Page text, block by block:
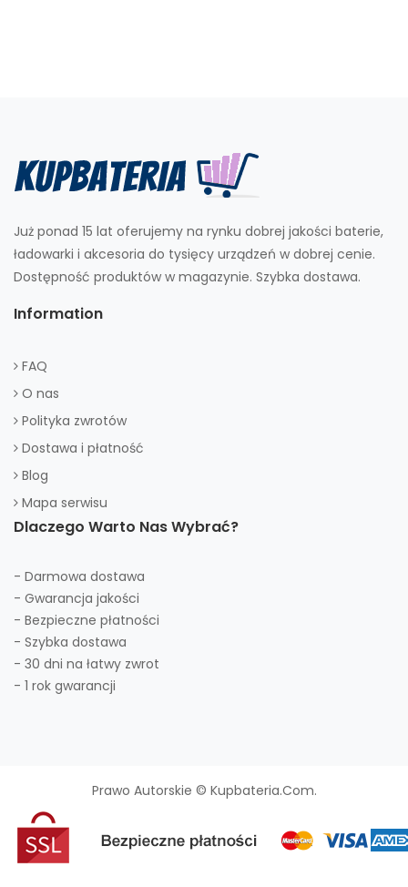
Już ponad 15 lat oferujemy na rynku dobrej jakości baterie,
ładowarki i akcesoria do tysięcy urządzeń w dobrej cenie.
Dostępność produktów w magazynie. Szybka dostawa.
Information
FAQ
O nas
Polityka zwrotów
Dostawa i płatność
Blog
Mapa serwisu
Dlaczego Warto Nas Wybrać?
- Darmowa dostawa
- Gwarancja jakości
- Bezpieczne płatności
- Szybka dostawa
- 30 dni na łatwy zwrot
- 1 rok gwarancji
Prawo Autorskie © Kupbateria.com.